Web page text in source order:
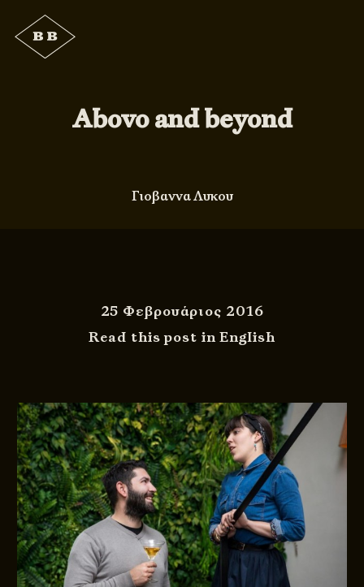
Abovo and beyond
Γιοβαννα Λυκου
25 Φεβρουάριος 2016
Read this post in English